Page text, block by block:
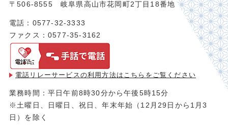
〒506-8555 岐阜県高山市花岡町2丁目18番地
電話：0577-32-3333
ファクス：0577-35-3162
電話リレーサービスの利用方法は こちらをご覧ください
業務時間：平日午前8時30分から午後5時15分
※土曜日、日曜日、祝日、年末年始（12月29日から1月3
日）を除く